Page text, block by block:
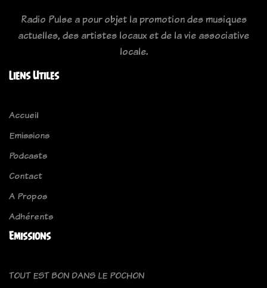
Radio Pulse a pour objet la promotion des musiques
actuelles, des artistes locaux et de la vie associative
locale.
Liens Utiles
Accueil
Emissions
Podcasts
Contact
A Propos
Adhérents
Emissions
TOUT EST BON DANS LE POCHON